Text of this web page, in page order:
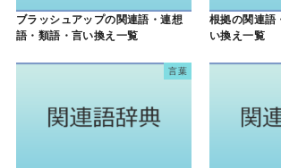
ブラッシュアップの関連語・連想
語・類語・言い換え一覧
根拠の関連語
い換え一覧
言葉